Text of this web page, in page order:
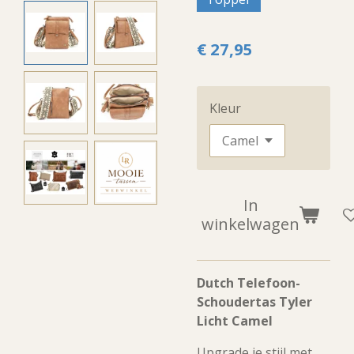
€ 27,95
Kleur
In
winkelwagen
Dutch Telefoon-
Schoudertas Tyler
Licht Camel